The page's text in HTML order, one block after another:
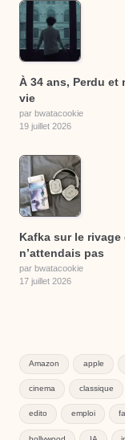
À 34 ans, Perdu
vie
par bwatacookie
19 juillet 2026
Kafka sur le
n’attendais pas
par bwatacookie
17 juillet 2026
Amazon apple
cinema classique
edito emploi